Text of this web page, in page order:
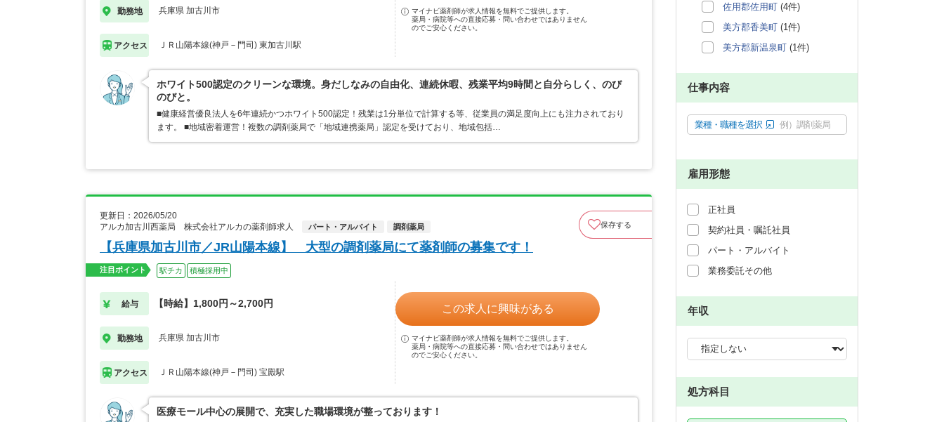
勤務地 兵庫県 加古川市
アクセス ＪＲ山陽本線(神戸－門司) 東加古川駅
マイナビ薬剤師が求人情報を無料でご提供します。
薬局・病院等への直接応募・問い合わせではありません
のでご安心ください。
ホワイト500認定のクリーンな環境。身だしなみの自由化、連続休暇、残業平均9時間と自分らしく、のび
のびと。
■健康経営優良法人を6年連続かつホワイト500認定！残業は1分単位で計算する等、従業員の満足度向上にも注力されており
ます。 ■地域密着運営！複数の調剤薬局で「地域連携薬局」認定を受けており、地域包括…
更新日：2026/05/20
アルカ加古川西薬局 株式会社アルカの薬剤師求人
パート・アルバイト 調剤薬局 保存する
【兵庫県加古川市／JR山陽本線】 大型の調剤薬局にて薬剤師の募集です！
注目ポイント 駅チカ 積極採用中
給与 【時給】1,800円～2,700円
勤務地 兵庫県 加古川市
アクセス ＪＲ山陽本線(神戸－門司) 宝殿駅
この求人に興味がある
マイナビ薬剤師が求人情報を無料でご提供します。
薬局・病院等への直接応募・問い合わせではありません
のでご安心ください。
医療モール中心の展開で、充実した職場環境が整っております！
佐用郡佐用町 (4件)
美方郡香美町 (1件)
美方郡新温泉町 (1件)
仕事内容
業種・職種を選択 例）調剤薬局
雇用形態
正社員
契約社員・嘱託社員
パート・アルバイト
業務委託その他
年収
処方科目